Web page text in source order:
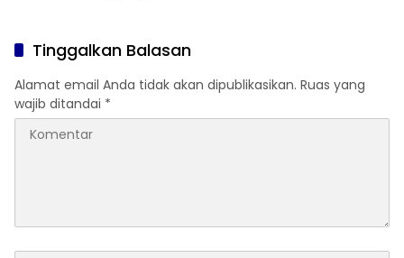
Tinggalkan Balasan
Alamat email Anda tidak akan dipublikasikan. Ruas yang
wajib ditandai *